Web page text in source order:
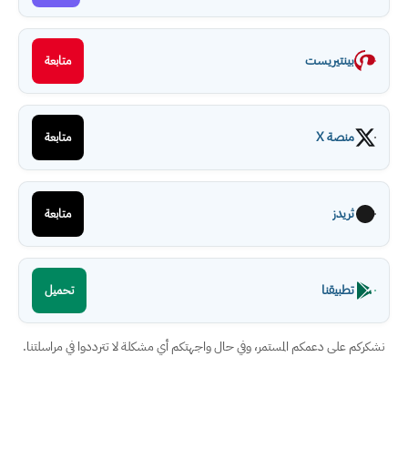
بينتيريست متابعة
منصة X متابعة
ثريدز متابعة
تطبيقنا تحميل
نشكركم على دعمكم المستمر، وفي حال واجهتكم أي مشكلة لا تترددوا في مراسلتنا.